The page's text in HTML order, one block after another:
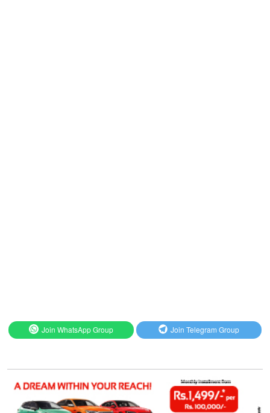
Join WhatsApp Group Join Telegram Group